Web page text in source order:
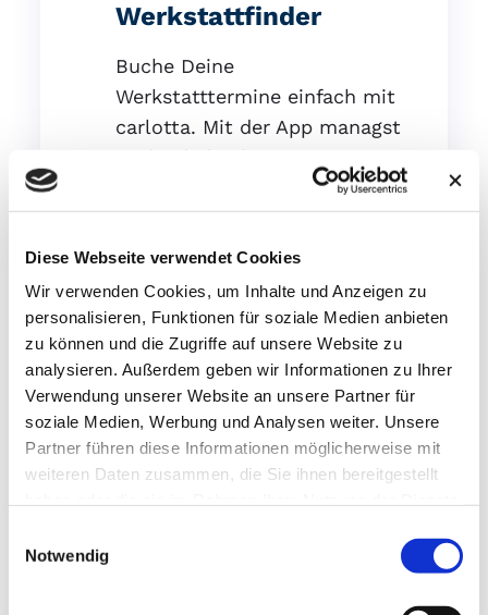
Diese Webseite verwendet Cookies
Wir verwenden Cookies, um Inhalte und Anzeigen zu
personalisieren, Funktionen für soziale Medien anbieten
zu können und die Zugriffe auf unsere Website zu
analysieren. Außerdem geben wir Informationen zu Ihrer
Verwendung unserer Website an unsere Partner für
soziale Medien, Werbung und Analysen weiter. Unsere
Partner führen diese Informationen möglicherweise mit
weiteren Daten zusammen, die Sie ihnen bereitgestellt
Notwendig
Werkstattfinder
Buche Deine
Werkstatttermine einfach mit
carlotta. Mit der App managst
Du kinderleicht
Werksattsuche, Preisübersicht
und Terminbuchungen.